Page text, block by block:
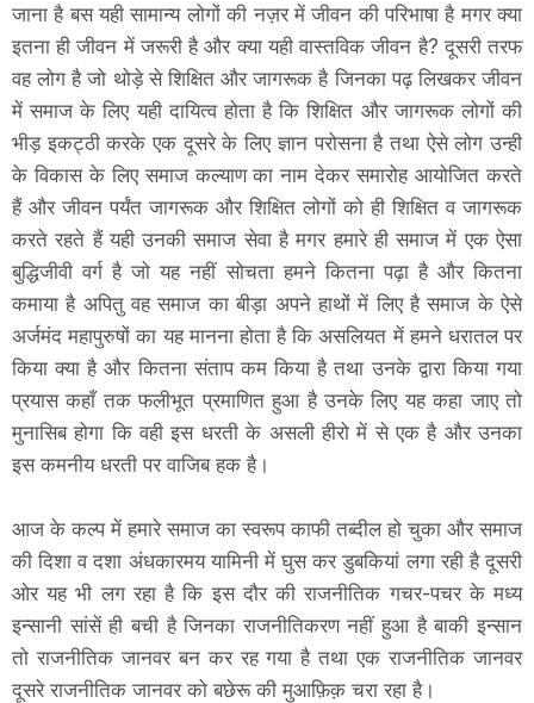
जाना है बस यही सामान्य लोगों की नज़र में जीवन की परिभाषा है मगर क्या
इतना ही जीवन में जरूरी है और क्या यही वास्तविक जीवन है? दूसरी तरफ
वह लोग है जो थोड़े से शिक्षित और जागरूक है जिनका पढ़ लिखकर जीवन
में समाज के लिए यही दायित्व होता है कि शिक्षित और जागरूक लोगों की
भीड़ इकट्ठी करके एक दूसरे के लिए ज्ञान परोसना है तथा ऐसे लोग उन्ही
के विकास के लिए समाज कल्याण का नाम देकर समारोह आयोजित करते
हैं और जीवन पर्यंत जागरूक और शिक्षित लोगों को ही शिक्षित व जागरूक
करते रहते हैं यही उनकी समाज सेवा है मगर हमारे ही समाज में एक ऐसा
बुद्धिजीवी वर्ग है जो यह नहीं सोचता हमने कितना पढ़ा है और कितना
कमाया है अपितु वह समाज का बीड़ा अपने हाथों में लिए है समाज के ऐसे
अर्जमंद महापुरुषों का यह मानना होता है कि असलियत में हमने धरातल पर
किया क्या है और कितना संताप कम किया है तथा उनके द्वारा किया गया
प्रयास कहाँ तक फलीभूत प्रमाणित हुआ है उनके लिए यह कहा जाए तो
मुनासिब होगा कि वही इस धरती के असली हीरो में से एक है और उनका
इस कमनीय धरती पर वाजिब हक है।
आज के कल्प में हमारे समाज का स्वरूप काफी तब्दील हो चुका और समाज
की दिशा व दशा अंधकारमय यामिनी में घुस कर डुबकियां लगा रही है दूसरी
ओर यह भी लग रहा है कि इस दौर की राजनीतिक गचर-पचर के मध्य
इन्सानी सांसें ही बची है जिनका राजनीतिकरण नहीं हुआ है बाकी इन्सान
तो राजनीतिक जानवर बन कर रह गया है तथा एक राजनीतिक जानवर
दूसरे राजनीतिक जानवर को बछेरू की मुआफ़िक़ चरा रहा है।